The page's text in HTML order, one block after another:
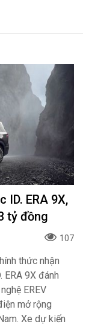
ID. ERA 9X,
tỷ đồng
107
thức nhận
9X đánh
EREV
mở rộng
Xe dự kiến